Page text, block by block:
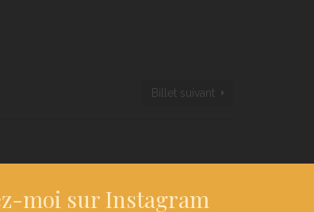
Billet suivant
moi sur Instagram